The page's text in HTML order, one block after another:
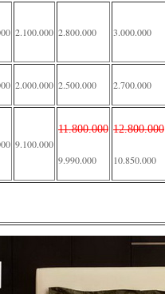
2.100.000 2.800.000 3.000.000
2.000.000 2.500.000 2.700.000
9.100.000
11.800.000
9.990.000
12.800.000
10.850.000